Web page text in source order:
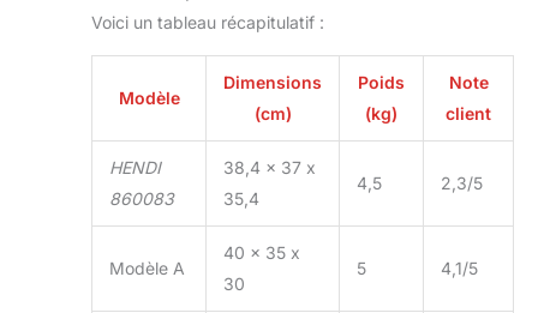
Voici un tableau récapitulatif :
Modèle
Dimensions
(cm)
Poids
(kg)
Note
client
HENDI
860083
38,4 x 37 x
35,4
4,5 2,3/5
Modèle A
40 x 35 x
30
5 4,1/5